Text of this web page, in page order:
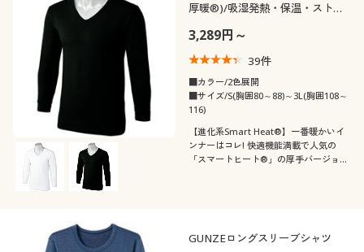
厚暖®)/吸湿発熱・保温・ストレ
3,289円～
39件
■カラー/2色展開
■サイズ/S(胸囲80～88)～3L(胸囲108～
116)
【進化系Smart Heat®】一番暖かいイ
ンナーはコレ! 快適機能満載で人気の
「スマートヒート®」の厚手バージョ
GUNZEロングスリーブシャツ